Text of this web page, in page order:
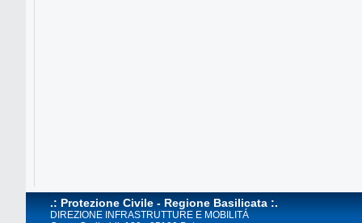
.: Protezione Civile - Regione Basilicata :.
DIREZIONE INFRASTRUTTURE E MOBILITÁ